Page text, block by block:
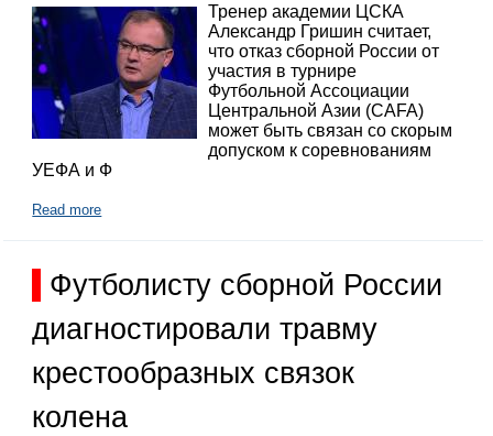
Тренер академии ЦСКА
Александр Гришин считает,
что отказ сборной России от
участия в турнире
Футбольной Ассоциации
Центральной Азии (CAFA)
может быть связан со скорым
допуском к соревнованиям
УЕФА и Ф
Read more
Футболисту сборной России
диагностировали травму
крестообразных связок
колена